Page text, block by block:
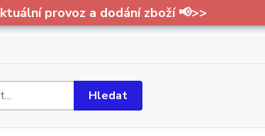
provoz a dodání zboží 📢>>
Hledat